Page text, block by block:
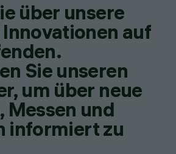
über unsere
auf
Sie unseren
um über neue
Messen und
informiert zu